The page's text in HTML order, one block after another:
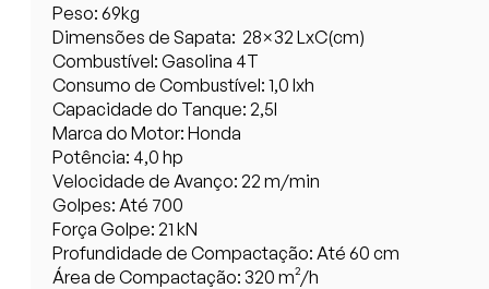
Peso: 69kg
Dimensões de Sapata: 28×32 LxC(cm)
Combustível: Gasolina 4T
Consumo de Combustível: 1,0 lxh
Capacidade do Tanque: 2,5l
Marca do Motor: Honda
Potência: 4,0 hp
Velocidade de Avanço: 22 m/min
Golpes: Até 700
Força Golpe: 21 kN
Profundidade de Compactação: Até 60 cm
Área de Compactação: 320 m²/h